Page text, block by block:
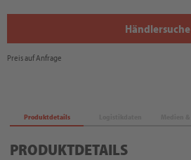
Händlersuche
Preis auf Anfrage
Produktdetails
PRODUKTDETAILS